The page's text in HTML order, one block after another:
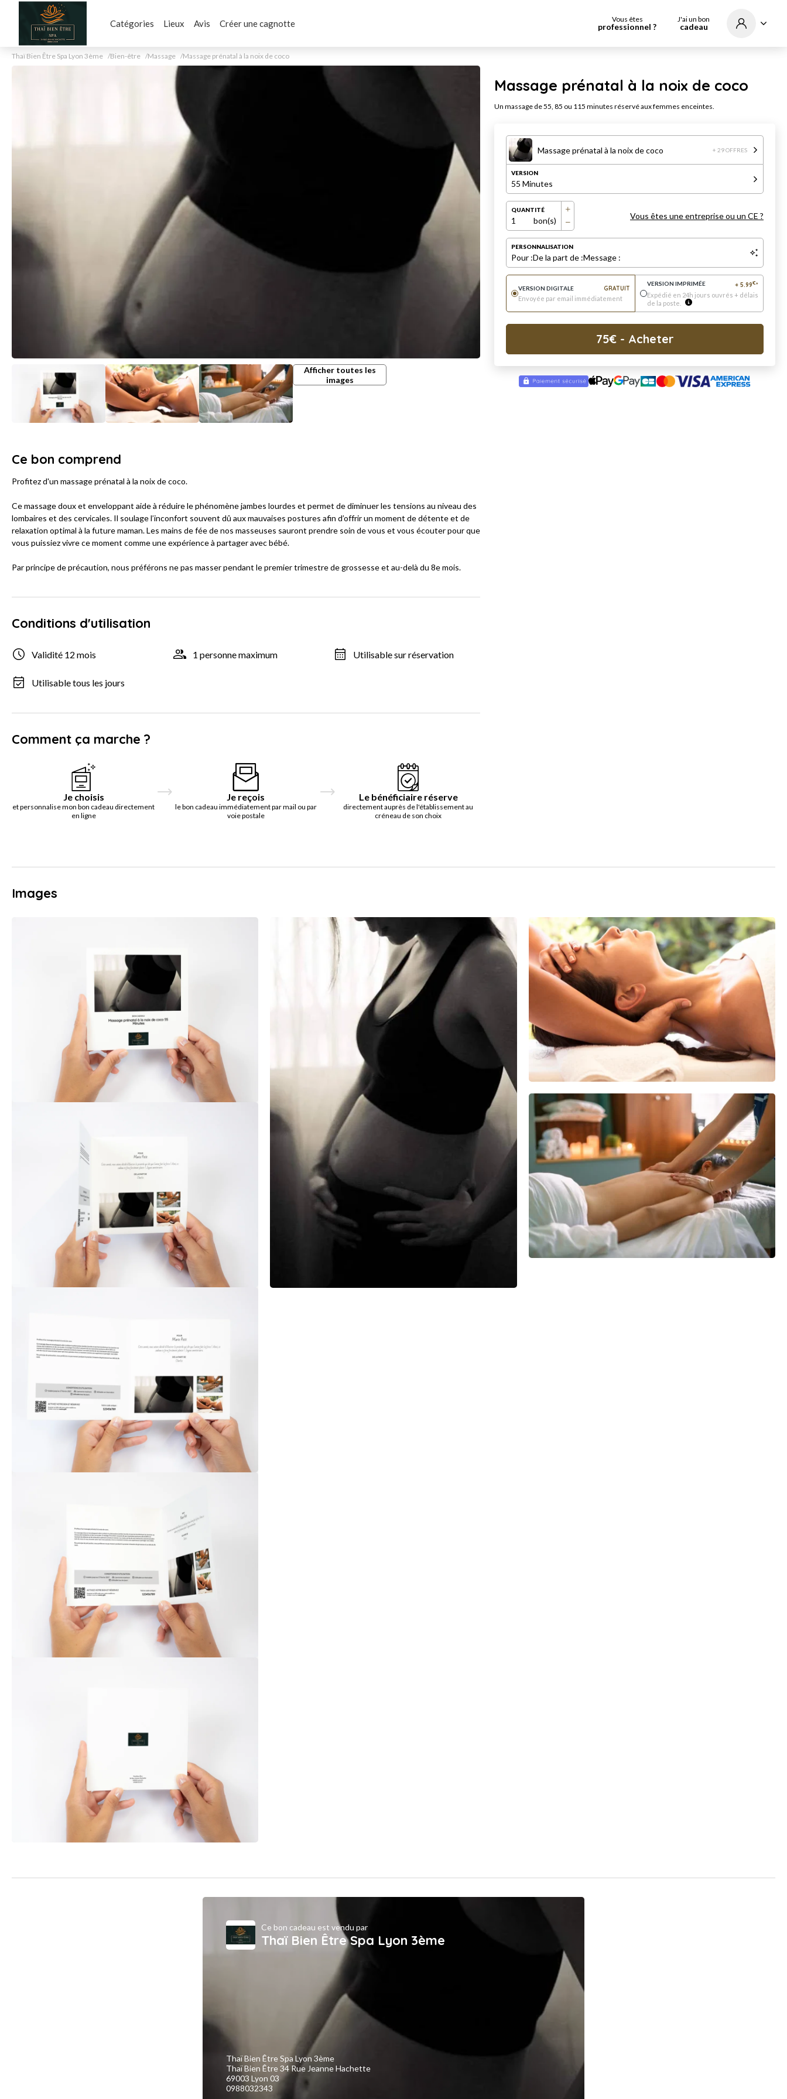
Catégories Lieux Avis Créer une cagnotte Vous êtes
professionnel ?
J'ai un bon
cadeau
Thaï Bien Être Spa Lyon 3ème Bien-être Massage Massage prénatal à la noix de coco
Afficher toutes les
images
Massage prénatal à la noix de coco
Un massage de 55, 85 ou 115 minutes réservé aux femmes enceintes.
Massage prénatal à la noix de coco + 29 OFFRES
VERSION
55 Minutes
QUANTITÉ
1 bon(s) Vous êtes une entreprise ou un CE ?
PERSONNALISATION
Pour :De la part de :Message :
VERSION DIGITALE
GRATUIT
Envoyée par email immédiatement
VERSION IMPRIMÉE + 5.99€*
Expédié en 24h jours ouvrés + délais
de la poste.
75€- Acheter
Ce bon comprend
Profitez d'un massage prénatal à la noix de coco.
Ce massage doux et enveloppant aide à réduire le phénomène jambes lourdes et permet de diminuer les tensions au niveau des
lombaires et des cervicales. Il soulage l’inconfort souvent dû aux mauvaises postures afin d’offrir un moment de détente et de
relaxation optimal à la future maman. Les mains de fée de nos masseuses sauront prendre soin de vous et vous écouter pour que
vous puissiez vivre ce moment comme une expérience à partager avec bébé.
Par principe de précaution, nous préférons ne pas masser pendant le premier trimestre de grossesse et au-delà du 8e mois.
Conditions d'utilisation
Validité 12 mois 1 personne maximum Utilisable sur réservation
Utilisable tous les jours
Comment ça marche ?
Je choisis
et personnalise mon bon cadeau directement
en ligne
Je reçois
le bon cadeau immédiatement par mail ou par
voie postale
Le bénéficiaire réserve
directement auprès de l'établissement au
créneau de son choix
Images
Ce bon cadeau est vendu par
Thaï Bien Être Spa Lyon 3ème
Thaï Bien Être Spa Lyon 3ème
Thaï Bien Être 34 Rue Jeanne Hachette
69003 Lyon 03
0988032343